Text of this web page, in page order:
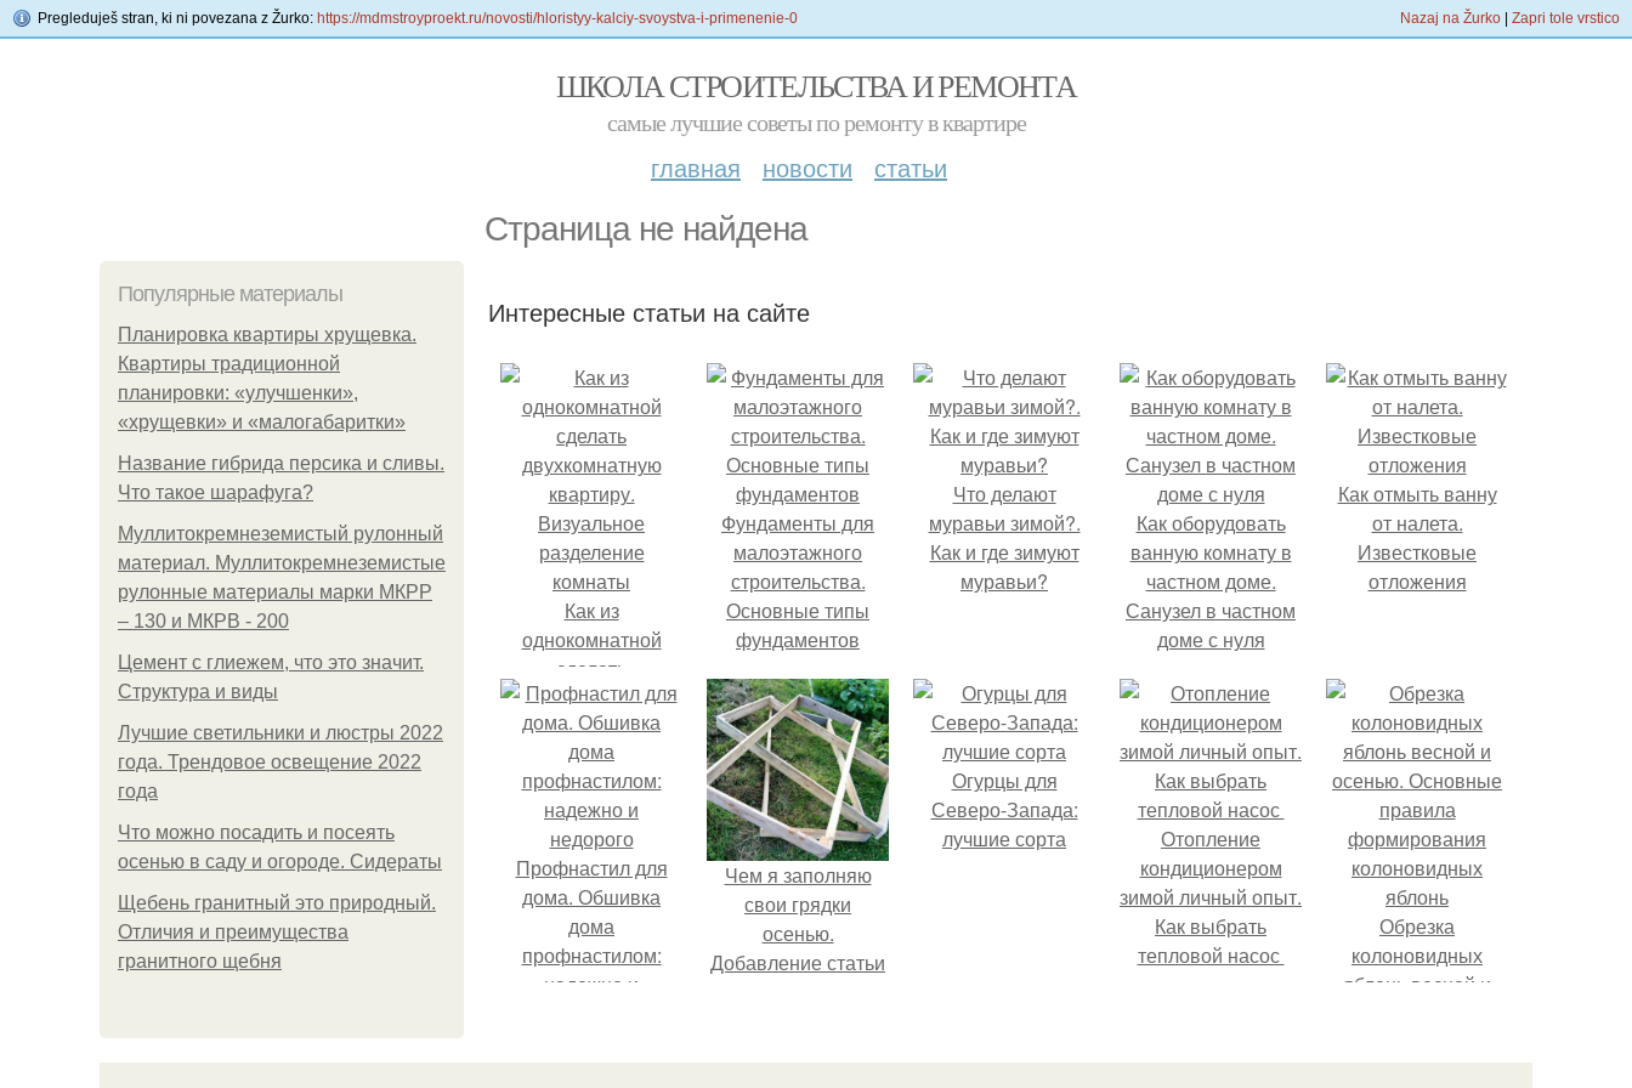
Pregleduješ stran, ki ni povezana z Žurko: https://mdmstroyproekt.ru/novosti/hloristyy-kalciy-svoystva-i-primenenie-0 Nazaj na Žurko Zapri tole vrstico